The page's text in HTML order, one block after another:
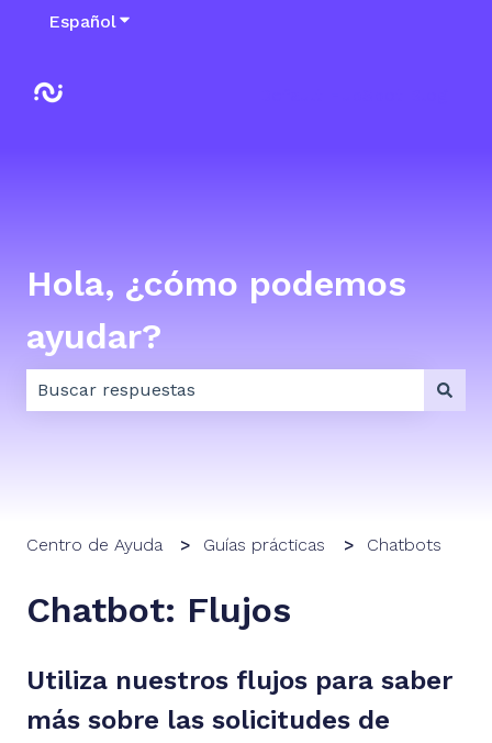
EspañolTraducciones de Mostrar submenú de
Hola, ¿cómo podemos
ayudar?
Centro de Ayuda Guías prácticas Chatbots
Chatbot: Flujos
Utiliza nuestros flujos para saber
más sobre las solicitudes de